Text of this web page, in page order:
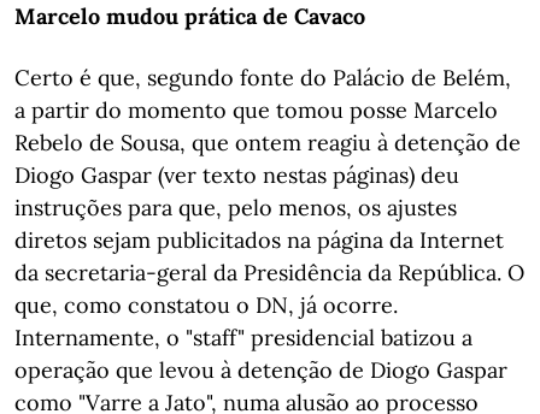
Marcelo mudou prática de Cavaco
Certo é que, segundo fonte do Palácio de Belém,
a partir do momento que tomou posse Marcelo
Rebelo de Sousa, que ontem reagiu à detenção de
Diogo Gaspar (ver texto nestas páginas) deu
instruções para que, pelo menos, os ajustes
diretos sejam publicitados na página da Internet
da secretaria-geral da Presidência da República. O
que, como constatou o DN, já ocorre.
Internamente, o "staff" presidencial batizou a
operação que levou à detenção de Diogo Gaspar
como "Varre a Jato", numa alusão ao processo